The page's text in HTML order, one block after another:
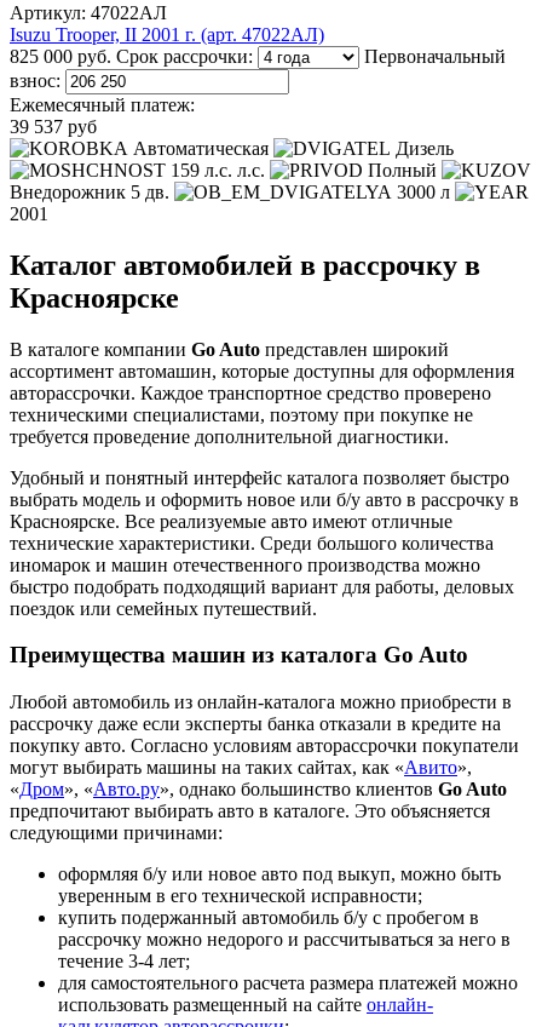
Артикул: 47022АЛ
Isuzu Trooper, II 2001 г. (арт. 47022АЛ)
825 000 руб. Срок рассрочки:
Первоначальный
взнос:
Ежемесячный платеж:
39 537 руб
Автоматическая
Дизель
159 л.с. л.с.
Полный
Внедорожник 5 дв.
3000 л
2001
Каталог автомобилей в рассрочку в
Красноярске
В каталоге компании Go Auto представлен широкий
ассортимент автомашин, которые доступны для оформления
авторассрочки. Каждое транспортное средство проверено
техническими специалистами, поэтому при покупке не
требуется проведение дополнительной диагностики.
Удобный и понятный интерфейс каталога позволяет быстро
выбрать модель и оформить новое или б/у авто в рассрочку в
Красноярске. Все реализуемые авто имеют отличные
технические характеристики. Среди большого количества
иномарок и машин отечественного производства можно
быстро подобрать подходящий вариант для работы, деловых
поездок или семейных путешествий.
Преимущества машин из каталога Go Auto
Любой автомобиль из онлайн-каталога можно приобрести в
рассрочку даже если эксперты банка отказали в кредите на
покупку авто. Согласно условиям авторассрочки покупатели
могут выбирать машины на таких сайтах, как «Авито»,
«Дром», «Авто.ру», однако большинство клиентов Go Auto
предпочитают выбирать авто в каталоге. Это объясняется
следующими причинами:
оформляя б/у или новое авто под выкуп, можно быть
уверенным в его технической исправности;
купить подержанный автомобиль б/у с пробегом в
рассрочку можно недорого и рассчитываться за него в
течение 3-4 лет;
для самостоятельного расчета размера платежей можно
использовать размещенный на сайте онлайн-